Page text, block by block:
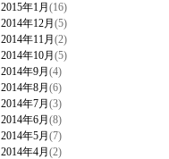
2015年1月 (16)
2014年12月 (5)
2014年11月 (2)
2014年10月 (5)
2014年9月 (4)
2014年8月 (6)
2014年7月 (3)
2014年6月 (8)
2014年5月 (7)
2014年4月 (2)